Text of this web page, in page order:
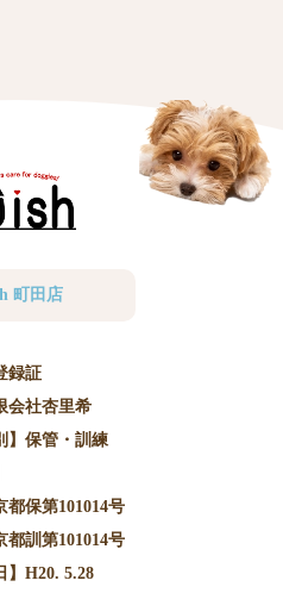
町田店
録証
会社杏里希
】保管・訓練
保第101014号
訓第101014号
】H20. 5.28